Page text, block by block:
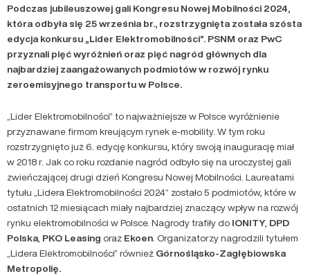
Podczas jubileuszowej gali Kongresu Nowej Mobilności 2024,
która odbyła się 25 września br., rozstrzygnięta została szósta
edycja konkursu „Lider Elektromobilności”. PSNM oraz PwC
przyznali pięć wyróżnień oraz pięć nagród głównych dla
najbardziej zaangażowanych podmiotów w rozwój rynku
zeroemisyjnego transportu w Polsce.
„Lider Elektromobilności” to najważniejsze w Polsce wyróżnienie
przyznawane firmom kreującym rynek e-mobility. W tym roku
rozstrzygnięto już 6. edycję konkursu, który swoją inaugurację miał
w 2018 r. Jak co roku rozdanie nagród odbyło się na uroczystej gali
zwieńczającej drugi dzień Kongresu Nowej Mobilności. Laureatami
tytułu „Lidera Elektromobilności 2024” zostało 5 podmiotów, które w
ostatnich 12 miesiącach miały najbardziej znaczący wpływ na rozwój
rynku elektromobilności w Polsce. Nagrody trafiły do IONITY, DPD
Polska, PKO Leasing oraz Ekoen. Organizatorzy nagrodzili tytułem
„Lidera Elektromobilności” również Górnośląsko-Zagłębiowska
Metropolię.